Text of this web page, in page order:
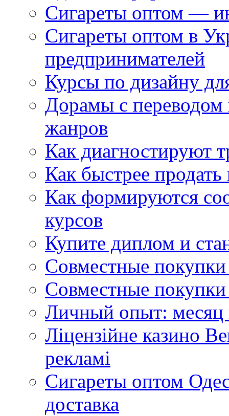
Сигареты оптом —
Сигареты оптом в
предпринимателей
Курсы по дизайну
Дорамы с переводом
жанров
Как диагностируют
Как быстрее
Как формируются
курсов
Купите диплом и
Совместные
Совместные покупки
Личный опыт: месяц
Ліцензійне казино
рекламі
Сигареты оптом
доставка